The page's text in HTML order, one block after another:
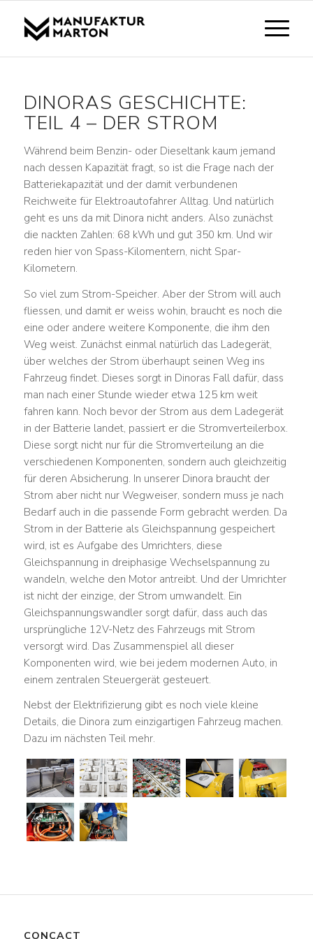
DINORAS GESCHICHTE:
TEIL 4 – DER STROM
Während beim Benzin- oder Dieseltank kaum jemand
nach dessen Kapazität fragt, so ist die Frage nach der
Batteriekapazität und der damit verbundenen
Reichweite für Elektroautofahrer Alltag. Und natürlich
geht es uns da mit Dinora nicht anders. Also zunächst
die nackten Zahlen: 68 kWh und gut 350 km. Und wir
reden hier von Spass-Kilomentern, nicht Spar-
Kilometern.
So viel zum Strom-Speicher. Aber der Strom will auch
fliessen, und damit er weiss wohin, braucht es noch die
eine oder andere weitere Komponente, die ihm den
Weg weist. Zunächst einmal natürlich das Ladegerät,
über welches der Strom überhaupt seinen Weg ins
Fahrzeug findet. Dieses sorgt in Dinoras Fall dafür, dass
man nach einer Stunde wieder etwa 125 km weit
fahren kann. Noch bevor der Strom aus dem Ladegerät
in der Batterie landet, passiert er die Stromverteilerbox.
Diese sorgt nicht nur für die Stromverteilung an die
verschiedenen Komponenten, sondern auch gleichzeitig
für deren Absicherung. In unserer Dinora braucht der
Strom aber nicht nur Wegweiser, sondern muss je nach
Bedarf auch in die passende Form gebracht werden. Da
Strom in der Batterie als Gleichspannung gespeichert
wird, ist es Aufgabe des Umrichters, diese
Gleichspannung in dreiphasige Wechselspannung zu
wandeln, welche den Motor antreibt. Und der Umrichter
ist nicht der einzige, der Strom umwandelt. Ein
Gleichspannungswandler sorgt dafür, dass auch das
ursprüngliche 12V-Netz des Fahrzeugs mit Strom
versorgt wird. Das Zusammenspiel all dieser
Komponenten wird, wie bei jedem modernen Auto, in
einem zentralen Steuergerät gesteuert.
Nebst der Elektrifizierung gibt es noch viele kleine
Details, die Dinora zum einzigartigen Fahrzeug machen.
Dazu im nächsten Teil mehr.
CONCACT